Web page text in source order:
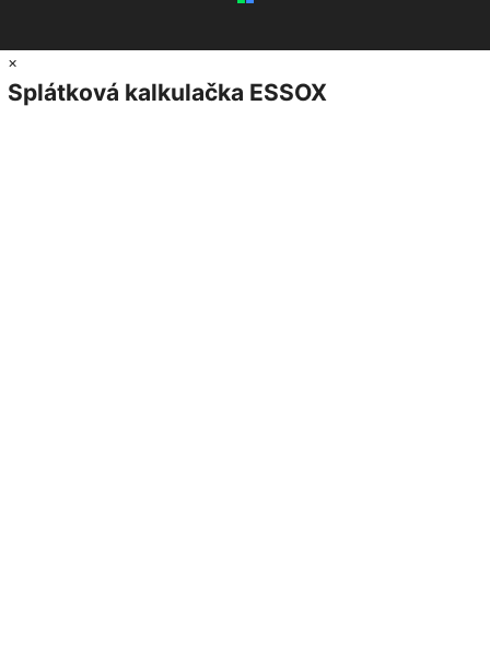
×
Splátková kalkulačka ESSOX